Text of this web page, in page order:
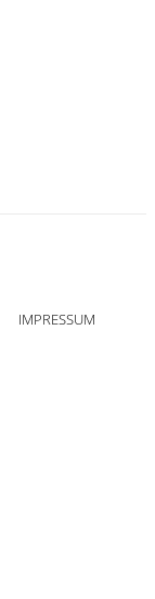
IMPRESSUM